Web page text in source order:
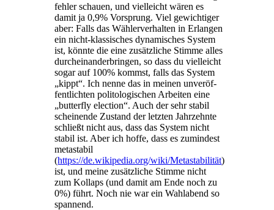
feh­ler schau­en, und viel­leicht wären es
damit ja 0,9% Vor­sprung. Viel gewich­ti­ger
aber: Falls das Wäh­ler­ver­hal­ten in Erlan­gen
ein nicht-klas­si­sches dyna­mi­sches Sys­tem
ist, könn­te die eine zusätz­li­che Stim­me alles
durch­ein­an­der­brin­gen, so dass du viel­leicht
sogar auf 100% kommst, falls das Sys­tem
„kippt“. Ich nen­ne das in mei­nen unver­öf­
fent­lich­ten poli­to­lo­gi­schen Arbei­ten eine
„but­ter­fly elec­tion“. Auch der sehr sta­bil
schei­nen­de Zustand der letz­ten Jahr­zehn­te
schließt nicht aus, dass das Sys­tem nicht
sta­bil ist. Aber ich hof­fe, dass es zumin­dest
meta­sta­bil
(https://de.wikipedia.org/wiki/Metastabilität)
ist, und mei­ne zusätz­li­che Stim­me nicht
zum Kol­laps (und damit am Ende noch zu
0%) führt. Noch nie war ein Wahl­abend so
spannend.